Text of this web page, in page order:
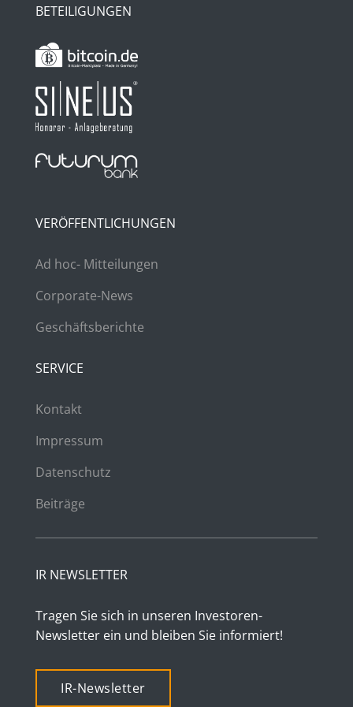
BETEILIGUNGEN
VERÖFFENTLICHUNGEN
Ad hoc- Mitteilungen
Corporate-News
Geschäftsberichte
SERVICE
Kontakt
Impressum
Datenschutz
Beiträge
IR NEWSLETTER
Tragen Sie sich in unseren Investoren-
Newsletter ein und bleiben Sie informiert!
IR-Newsletter